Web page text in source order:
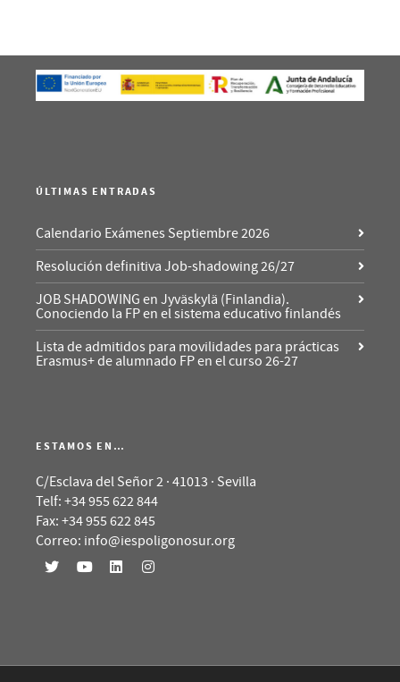
ÚLTIMAS ENTRADAS
Calendario Exámenes Septiembre 2026
Resolución definitiva Job-shadowing 26/27
JOB SHADOWING en Jyväskylä (Finlandia).
Conociendo la FP en el sistema educativo finlandés
Lista de admitidos para movilidades para prácticas
Erasmus+ de alumnado FP en el curso 26-27
ESTAMOS EN…
C/Esclava del Señor 2 · 41013 · Sevilla
Telf: +34 955 622 844
Fax: +34 955 622 845
Correo: info@iespoligonosur.org